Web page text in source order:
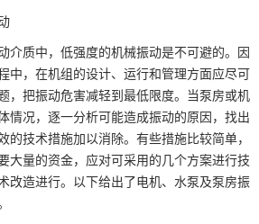
质中，低强度的机械振动是不可避的。因
中，在机组的设计、运行和管理方面应尽可
，把振动危害减轻到最低限度。当泵房或机
情况，逐一分析可能造成振动的原因，找出
的技术措施加以消除。有些措施比较简单，
大量的资金，应对可采用的几个方案进行技
改造进行。以下给出了电机、水泵及泵房振